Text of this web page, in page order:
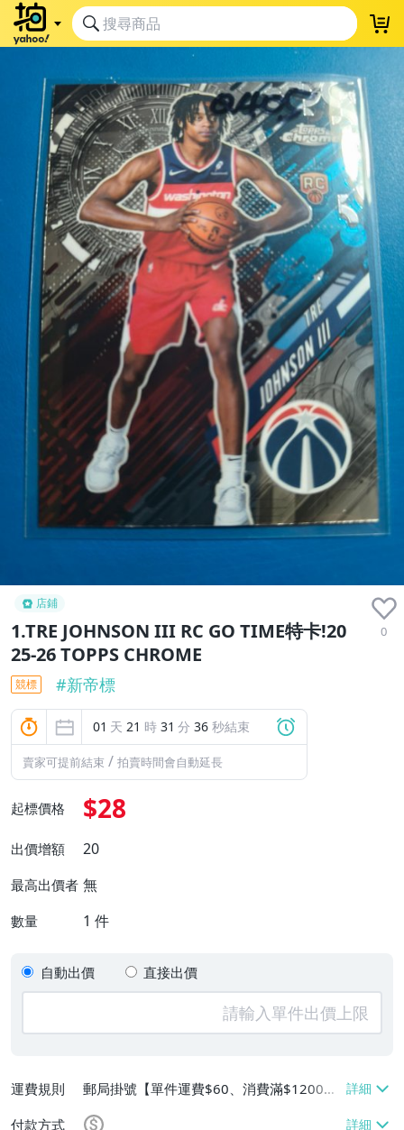
店鋪
1.TRE JOHNSON III RC GO TIME特卡!20
25-26 TOPPS CHROME
0
競標 #新帝標
01 天 21 時 31 分 36 秒結束
賣家可提前結束 / 拍賣時間會自動延長
起標價格 $28
出價增額 20
最高出價者 無
數量 1 件
自動出價 直接出價
運費規則
郵局掛號【單件運費$60、消費滿$1200免
運費】、離島配送【單件運費$60】
付款方式